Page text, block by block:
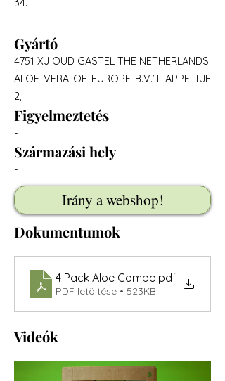
34.
Gyártó
4751 XJ OUD GASTEL THE NETHERLANDS
ALOE VERA OF EUROPE B.V.’T APPELTJE
2,
Figyelmeztetés
-
Származási hely
-
Irány a webshop!
Dokumentumok
4 Pack Aloe Combo.pdf
PDF letöltése • 523KB
Videók